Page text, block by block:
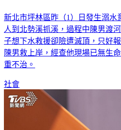
新北市坪林區昨（1）日發生溺水
人到北勢溪抓溪，過程中陳男渡
子想下水救援卻險遭滅頂，只好
陳男救上岸，經查他現場已無生
重不治。
社會